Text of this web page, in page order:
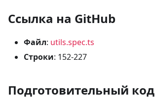
Ссылка на GitHub
Файл: utils.spec.ts
Строки: 152-227
Подготовительный код